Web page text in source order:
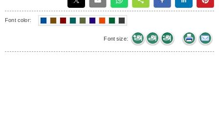
Font color:
Font size: